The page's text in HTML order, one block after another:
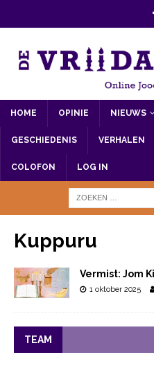
HOME OPINIE NIEUWS
GESCHIEDENIS VERHALEN
COLOFON LOG IN
Kuppuru
Vermist: Jom
1 oktober 2025
TEAM